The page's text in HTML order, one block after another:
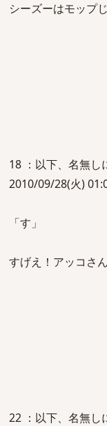
シーズーはモップ
18 ：以下、名無し
2010/09/28(火)
「す」
すげえ！アッコさ
22 ：以下、名無し